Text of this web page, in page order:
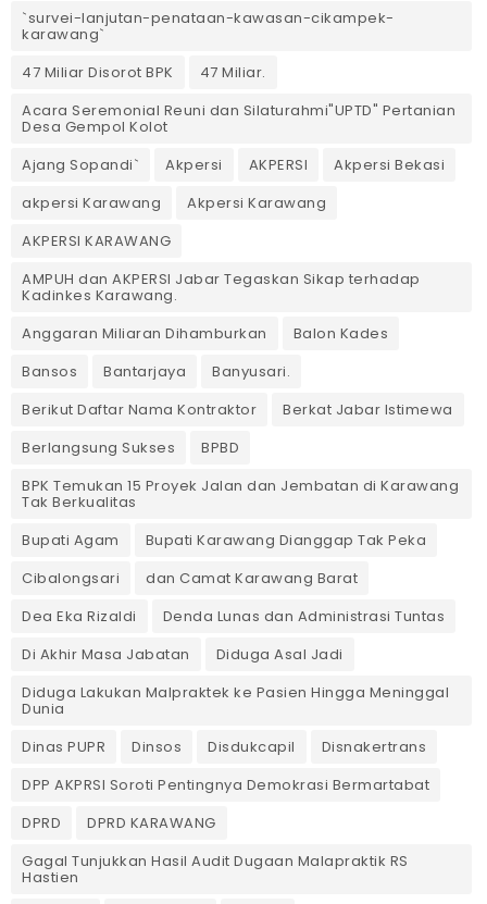
`survei-lanjutan-penataan-kawasan-cikampek-
karawang`
47 Miliar Disorot BPK
47 Miliar.
Acara Seremonial Reuni dan Silaturahmi"UPTD" Pertanian
Desa Gempol Kolot
Ajang Sopandi`
Akpersi AKPERSI
Akpersi Bekasi
akpersi Karawang
Akpersi Karawang
AKPERSI KARAWANG
AMPUH dan AKPERSI Jabar Tegaskan Sikap terhadap
Kadinkes Karawang.
Anggaran Miliaran Dihamburkan
Balon Kades
Bansos
Bantarjaya
Banyusari.
Berikut Daftar Nama Kontraktor
Berkat Jabar Istimewa
Berlangsung Sukses
BPBD
BPK Temukan 15 Proyek Jalan dan Jembatan di Karawang
Tak Berkualitas
Bupati Agam
Bupati Karawang Dianggap Tak Peka
Cibalongsari
dan Camat Karawang Barat
Dea Eka Rizaldi
Denda Lunas dan Administrasi Tuntas
‎Di Akhir Masa Jabatan
Diduga Asal Jadi
Diduga Lakukan Malpraktek ke Pasien Hingga Meninggal
Dunia
Dinas PUPR
Dinsos Disdukcapil
Disnakertrans
DPP AKPRSI Soroti Pentingnya Demokrasi Bermartabat
DPRD
DPRD KARAWANG
Gagal Tunjukkan Hasil Audit Dugaan Malapraktik RS
Hastien